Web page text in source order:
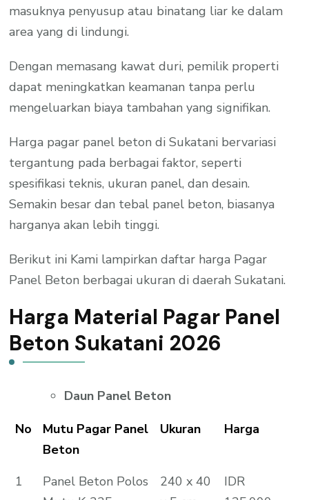
masuknya penyusup atau binatang liar ke dalam
area yang di lindungi.
Dengan memasang kawat duri, pemilik properti
dapat meningkatkan keamanan tanpa perlu
mengeluarkan biaya tambahan yang signifikan.
Harga pagar panel beton di Sukatani bervariasi
tergantung pada berbagai faktor, seperti
spesifikasi teknis, ukuran panel, dan desain.
Semakin besar dan tebal panel beton, biasanya
harganya akan lebih tinggi.
Berikut ini Kami lampirkan daftar harga Pagar
Panel Beton berbagai ukuran di daerah Sukatani.
Harga Material Pagar Panel
Beton Sukatani 2026
Daun Panel Beton
No
Mutu Pagar Panel
Beton
Ukuran Harga
1
Panel Beton Polos
240 x 40
IDR